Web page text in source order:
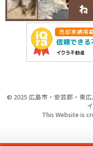
© 2025 広島市・安芸郡・東
This Website is